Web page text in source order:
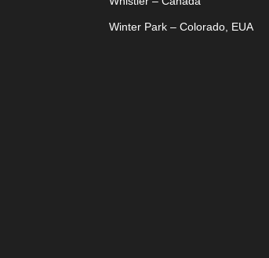
Winter Park – Colorado, EUA